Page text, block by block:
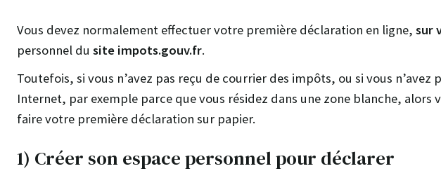
Vous devez normalement effectuer votre première déclaration en ligne, sur
personnel du site impots.gouv.fr.
Toutefois, si vous n’avez pas reçu de courrier des impôts, ou si vous n’avez
Internet, par exemple parce que vous résidez dans une zone blanche, alors
faire votre première déclaration sur papier.
1) Créer son espace personnel pour déclarer